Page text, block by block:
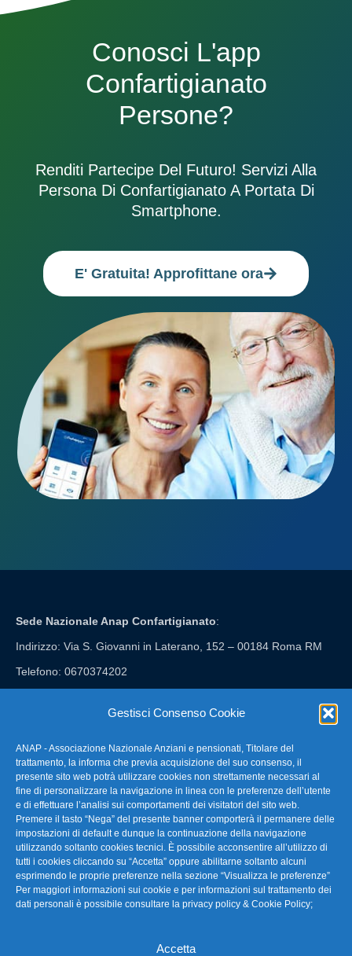
Gestisci Consenso Cookie
ANAP - Associazione Nazionale Anziani e pensionati, Titolare del
trattamento, la informa che previa acquisizione del suo consenso, il
presente sito web potrà utilizzare cookies non strettamente necessari al
fine di personalizzare la navigazione in linea con le preferenze dell’utente
e di effettuare l’analisi sui comportamenti dei visitatori del sito web.
Premere il tasto “Nega” del presente banner comporterà il permanere delle
impostazioni di default e dunque la continuazione della navigazione
utilizzando soltanto cookies tecnici. È possibile acconsentire all’utilizzo di
tutti i cookies cliccando su “Accetta” oppure abilitarne soltanto alcuni
esprimendo le proprie preferenze nella sezione “Visualizza le preferenze”
Per maggiori informazioni sui cookie e per informazioni sul trattamento dei
dati personali è possibile consultare la privacy policy & Cookie Policy;
Accetta
Conosci L'app
Confartigianato
Persone?
Renditi Partecipe Del Futuro! Servizi Alla
Persona Di Confartigianato A Portata Di
Smartphone.
E' Gratuita! Approfittane ora
Sede Nazionale Anap Confartigianato:
Indirizzo: Via S. Giovanni in Laterano, 152 – 00184 Roma RM
Telefono: 0670374202
FAQ – Domande Frequenti
La nostra Newsletter
Link Utili
TG Confartigianato
Privacy & Cookie Policy